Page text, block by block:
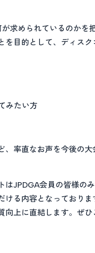
求められているのかを
を目的として、ディスク
みたい方
、率直なお声を今後の大
はJPDGA会員の皆様の
ける内容となっておりま
向上に直結します。ぜひ